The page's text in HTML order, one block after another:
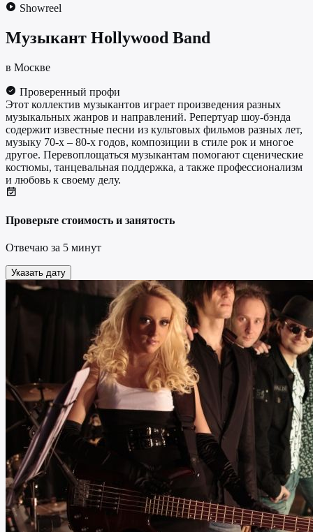
Showreel
Музыкант Hollywood Band
в Москве
Проверенный профи
Этот коллектив музыкантов играет произведения разных
музыкальных жанров и направлений. Репертуар шоу-бэнда
содержит известные песни из культовых фильмов разных лет,
музыку 70-х – 80-х годов, композиции в стиле рок и многое
другое. Перевоплощаться музыкантам помогают сценические
костюмы, танцевальная поддержка, а также профессионализм
и любовь к своему делу.
Проверьте стоимость и занятость
Отвечаю за 5 минут
Указать дату